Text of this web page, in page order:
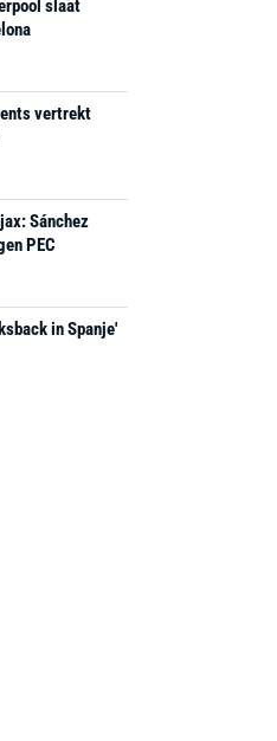
slaat
vertrekt
Sánchez
PEC
in Spanje'